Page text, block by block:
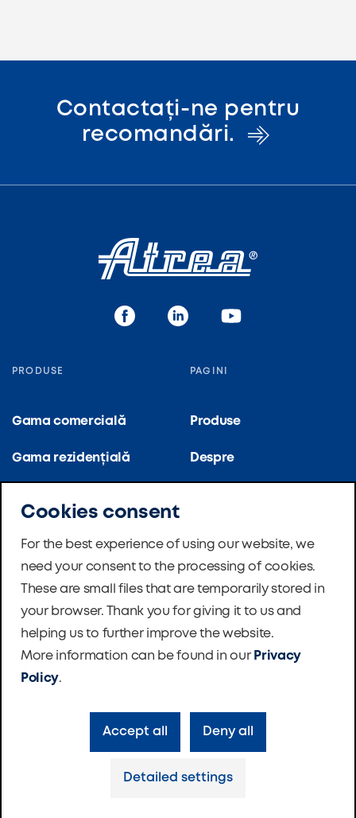
recomandări.
PRODUSE
Gama comercială
Gama rezidențială
Ventilație pentru școli
Master Therm
PAGINI
Produse
Despre
Noutăți
Software
Fundația
Cookies consent
For the best experience of using our website, we
need your consent to the processing of cookies.
These are small files that are temporarily stored in
your browser. Thank you for giving it to us and
helping us to further improve the website.
More information can be found in our Privacy
Policy.
Accept all Deny all
Detailed settings